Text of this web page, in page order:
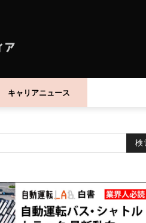
キャリアニュース